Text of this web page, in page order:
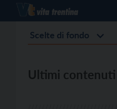
Scelte di fondo
Ultimi